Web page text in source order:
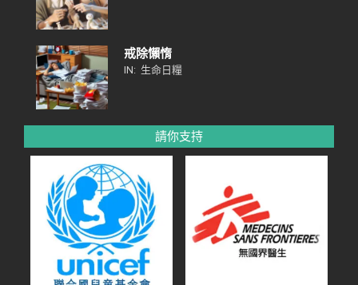
戒除懶惰
IN: 生命日糧
請你支持